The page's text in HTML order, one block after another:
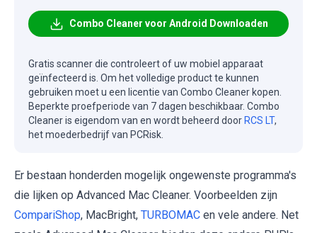
Combo Cleaner voor Android Downloaden
Gratis scanner die controleert of uw mobiel apparaat
geïnfecteerd is. Om het volledige product te kunnen
gebruiken moet u een licentie van Combo Cleaner kopen.
Beperkte proefperiode van 7 dagen beschikbaar. Combo
Cleaner is eigendom van en wordt beheerd door RCS LT,
het moederbedrijf van PCRisk.
Er bestaan honderden mogelijk ongewenste programma's
die lijken op Advanced Mac Cleaner. Voorbeelden zijn
CompariShop, MacBright, TURBOMAC en vele andere. Net